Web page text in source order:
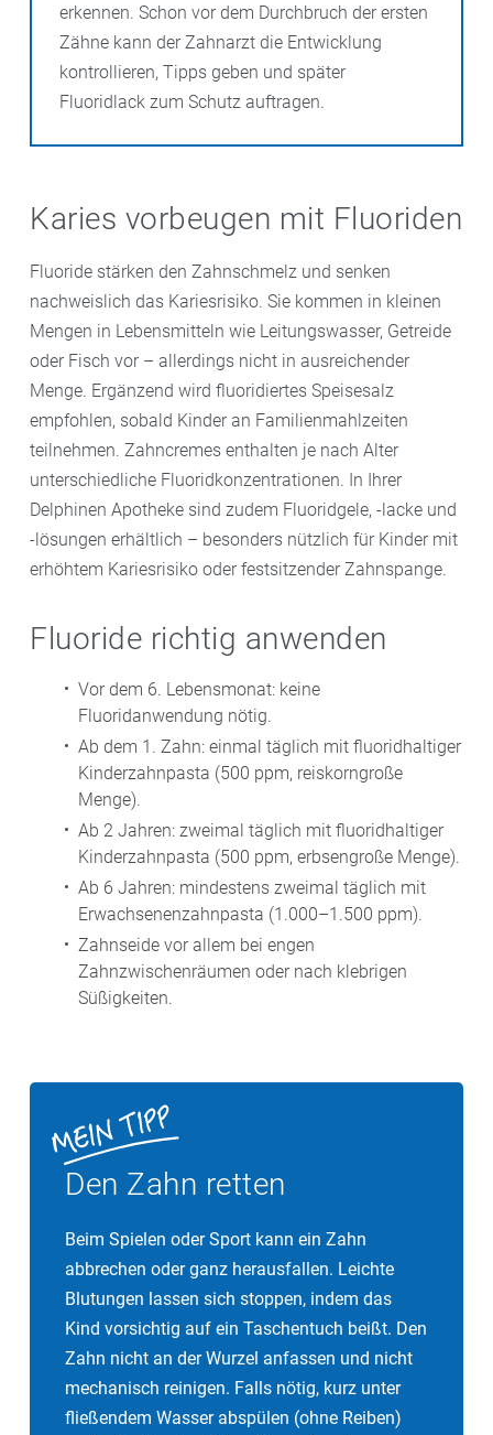
erkennen. Schon vor dem Durchbruch der ersten
Zähne kann der Zahnarzt die Entwicklung
kontrollieren, Tipps geben und später
Fluoridlack zum Schutz auftragen.
Karies vorbeugen mit Fluoriden
Fluoride stärken den Zahnschmelz und senken
nachweislich das Kariesrisiko. Sie kommen in kleinen
Mengen in Lebensmitteln wie Leitungswasser, Getreide
oder Fisch vor – allerdings nicht in ausreichender
Menge. Ergänzend wird fluoridiertes Speisesalz
empfohlen, sobald Kinder an Familienmahlzeiten
teilnehmen. Zahncremes enthalten je nach Alter
unterschiedliche Fluoridkonzentrationen. In Ihrer
Delphinen Apotheke sind zudem Fluoridgele, -lacke und
-lösungen erhältlich – besonders nützlich für Kinder mit
erhöhtem Kariesrisiko oder festsitzender Zahnspange.
Fluoride richtig anwenden
Vor dem 6. Lebensmonat: keine
Fluoridanwendung nötig.
Ab dem 1. Zahn: einmal täglich mit fluoridhaltiger
Kinderzahnpasta (500 ppm, reiskorngroße
Menge).
Ab 2 Jahren: zweimal täglich mit fluoridhaltiger
Kinderzahnpasta (500 ppm, erbsengroße Menge).
Ab 6 Jahren: mindestens zweimal täglich mit
Erwachsenenzahnpasta (1.000–1.500 ppm).
Zahnseide vor allem bei engen
Zahnzwischenräumen oder nach klebrigen
Süßigkeiten.
Den Zahn retten
Beim Spielen oder Sport kann ein Zahn
abbrechen oder ganz herausfallen. Leichte
Blutungen lassen sich stoppen, indem das
Kind vorsichtig auf ein Taschentuch beißt. Den
Zahn nicht an der Wurzel anfassen und nicht
mechanisch reinigen. Falls nötig, kurz unter
fließendem Wasser abspülen (ohne Reiben)